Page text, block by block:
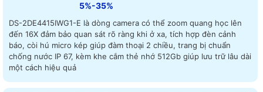
5%-35%
DS-2DE4415IWG1-E là dòng camera có thể zoom quang học lên
đến 16X đảm bảo quan sát rõ ràng khi ở xa, tích hợp đèn cảnh
báo, còi hú micro kép giúp đàm thoại 2 chiều, trang bị chuẩn
chống nước IP 67, kèm khe cắm thẻ nhớ 512Gb giúp lưu trữ lâu dài
một cách hiệu quả